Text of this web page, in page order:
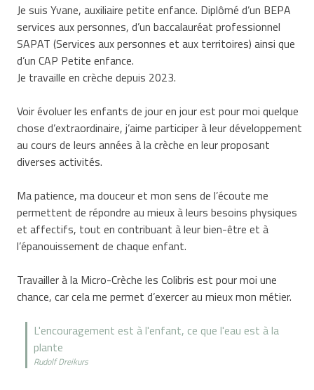
Je suis Yvane, auxiliaire petite enfance. Diplômé d’un BEPA
services aux personnes, d’un baccalauréat professionnel
SAPAT (Services aux personnes et aux territoires) ainsi que
d’un CAP Petite enfance.
Je travaille en crèche depuis 2023.
Voir évoluer les enfants de jour en jour est pour moi quelque
chose d’extraordinaire, j’aime participer à leur développement
au cours de leurs années à la crèche en leur proposant
diverses activités.
Ma patience, ma douceur et mon sens de l’écoute me
permettent de répondre au mieux à leurs besoins physiques
et affectifs, tout en contribuant à leur bien-être et à
l’épanouissement de chaque enfant.
Travailler à la Micro-Crèche les Colibris est pour moi une
chance, car cela me permet d’exercer au mieux mon métier.
L'encouragement est à l'enfant, ce que l'eau est à la
plante
Rudolf Dreikurs